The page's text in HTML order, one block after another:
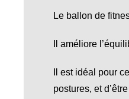
Le ballon de
Il améliore
Il est idéal pour
postures, et